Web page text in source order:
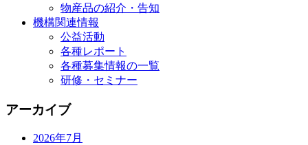
物産品の紹介・告知
機構関連情報
公益活動
各種レポート
各種募集情報の一覧
研修・セミナー
アーカイブ
2026年7月